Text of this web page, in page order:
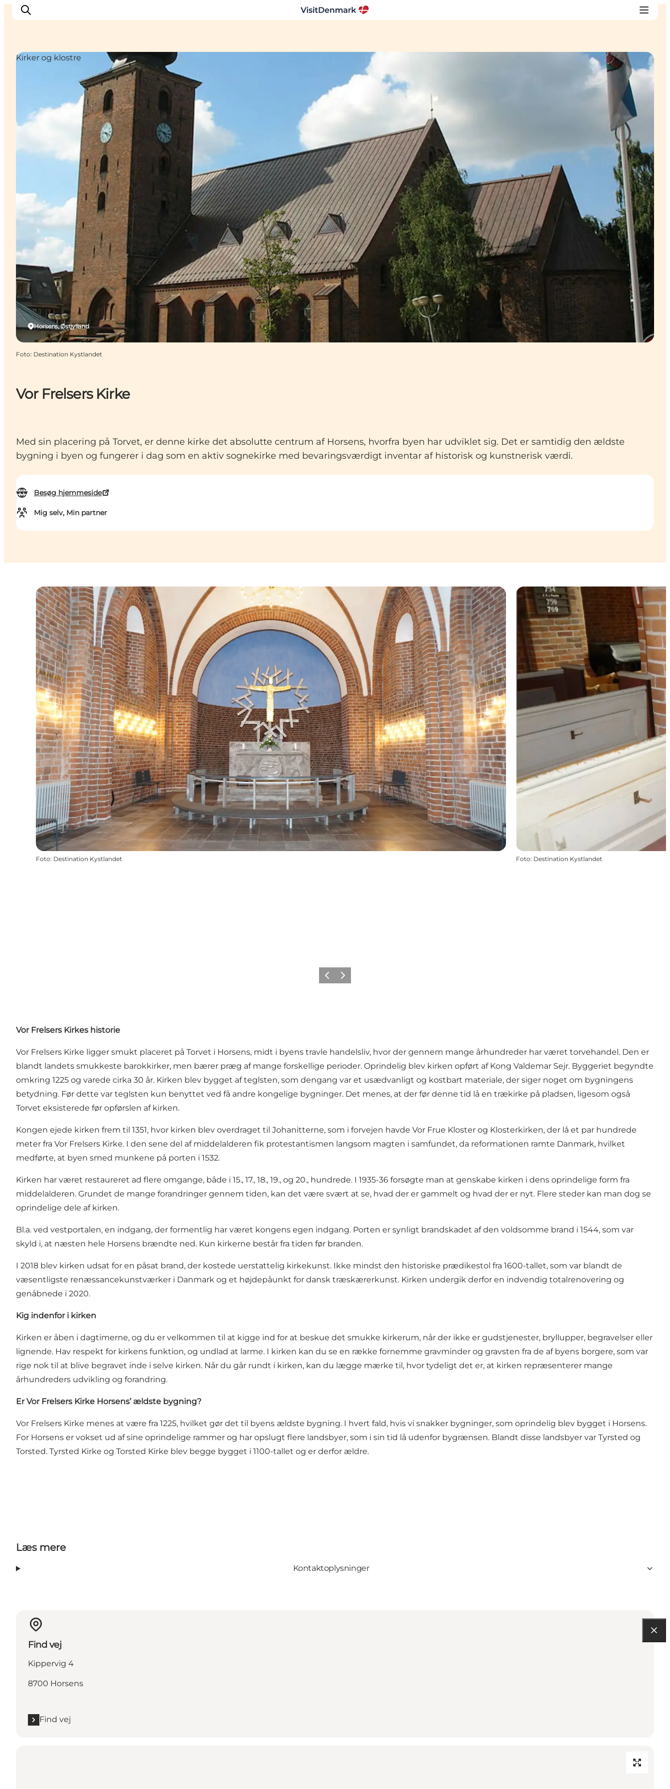
Destinationer
Oplevelser
Overnatning
Planlæg ferien
Vor Frelsers Kirke
Med sin placering på Torvet, er denne kirke det absolutte centrum af Horsens, hvorfra byen har udviklet sig. Det er samtidig den ældste
bygning i byen og fungerer i dag som en aktiv sognekirke med bevaringsværdigt inventar af historisk og kunstnerisk værdi.
Besøg hjemmeside
Mig selv, Min partner
Horsens, Østjylland
Kirker og klostre
Foto: Destination Kystlandet
Foto: Destination Kystlandet Foto: Destination Kystlandet
ForrigeNæste
Vor Frelsers Kirkes historie
Vor Frelsers Kirke ligger smukt placeret på Torvet i Horsens, midt i byens travle handelsliv, hvor der gennem mange århundreder har været torvehandel. Den er
blandt landets smukkeste barokkirker, men bærer præg af mange forskellige perioder. Oprindelig blev kirken opført af Kong Valdemar Sejr. Byggeriet begyndte
omkring 1225 og varede cirka 30 år. Kirken blev bygget af teglsten, som dengang var et usædvanligt og kostbart materiale, der siger noget om bygningens
betydning. Før dette var teglsten kun benyttet ved få andre kongelige bygninger. Det menes, at der før denne tid lå en trækirke på pladsen, ligesom også
Torvet eksisterede før opførslen af kirken.
Kongen ejede kirken frem til 1351, hvor kirken blev overdraget til Johanitterne, som i forvejen havde Vor Frue Kloster og Klosterkirken, der lå et par hundrede
meter fra Vor Frelsers Kirke. I den sene del af middelalderen fik protestantismen langsom magten i samfundet, da reformationen ramte Danmark, hvilket
medførte, at byen smed munkene på porten i 1532.
Kirken har været restaureret ad flere omgange, både i 15., 17., 18., 19., og 20., hundrede. I 1935-36 forsøgte man at genskabe kirken i dens oprindelige form fra
middelalderen. Grundet de mange forandringer gennem tiden, kan det være svært at se, hvad der er gammelt og hvad der er nyt. Flere steder kan man dog se
oprindelige dele af kirken.
Bl.a. ved vestportalen, en indgang, der formentlig har været kongens egen indgang. Porten er synligt brandskadet af den voldsomme brand i 1544, som var
skyld i, at næsten hele Horsens brændte ned. Kun kirkerne består fra tiden før branden.
I 2018 blev kirken udsat for en påsat brand, der kostede uerstattelig kirkekunst. Ikke mindst den historiske prædikestol fra 1600-tallet, som var blandt de
væsentligste renæssancekunstværker i Danmark og et højdepåunkt for dansk træskærerkunst. Kirken undergik derfor en indvendig totalrenovering og
genåbnede i 2020.
Kig indenfor i kirken
Kirken er åben i dagtimerne, og du er velkommen til at kigge ind for at beskue det smukke kirkerum, når der ikke er gudstjenester, bryllupper, begravelser eller
lignende. Hav respekt for kirkens funktion, og undlad at larme. I kirken kan du se en række fornemme gravminder og gravsten fra de af byens borgere, som var
rige nok til at blive begravet inde i selve kirken. Når du går rundt i kirken, kan du lægge mærke til, hvor tydeligt det er, at kirken repræsenterer mange
århundreders udvikling og forandring.
Er Vor Frelsers Kirke Horsens’ ældste bygning?
Vor Frelsers Kirke menes at være fra 1225, hvilket gør det til byens ældste bygning. I hvert fald, hvis vi snakker bygninger, som oprindelig blev bygget i Horsens.
For Horsens er vokset ud af sine oprindelige rammer og har opslugt flere landsbyer, som i sin tid lå udenfor bygrænsen. Blandt disse landsbyer var Tyrsted og
Torsted. Tyrsted Kirke og Torsted Kirke blev begge bygget i 1100-tallet og er derfor ældre.
Læs mere
Kontaktoplysninger
Find vej
Kippervig 4
8700 Horsens
Find vej